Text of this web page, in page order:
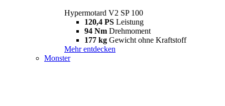
Hypermotard V2 SP 100
120,4 PS Leistung
94 Nm Drehmoment
177 kg Gewicht ohne Kraftstoff
Mehr entdecken
Monster